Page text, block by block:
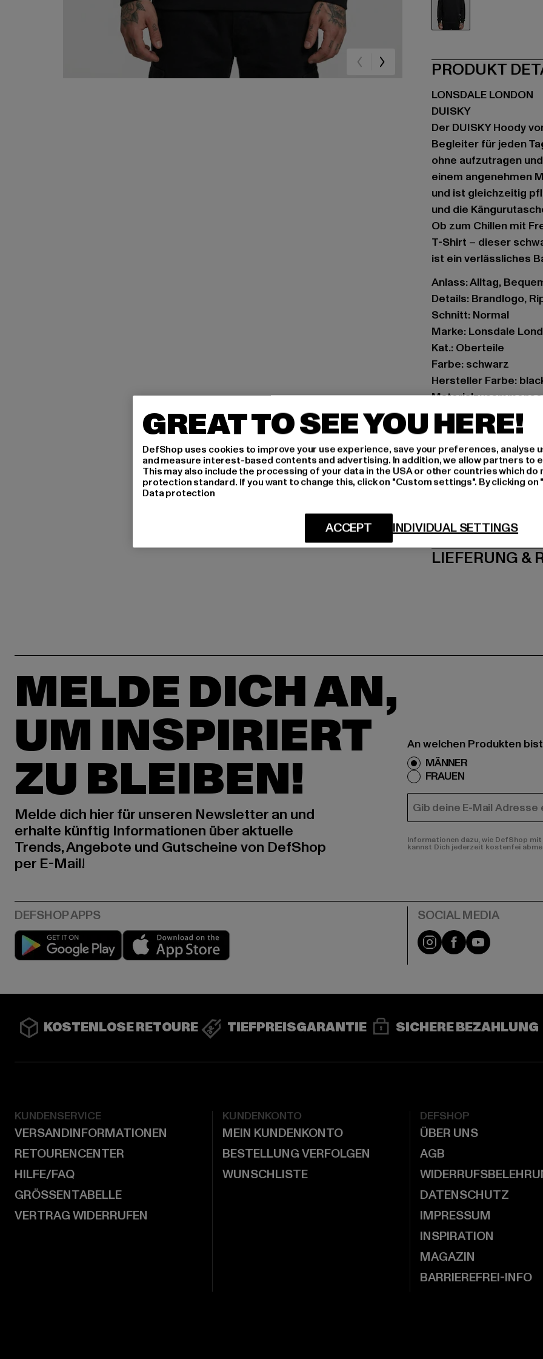
PRODUKT
LONSDALE LONDON
DUISKY
Der DUISKY Hoody
Begleiter für jeden
ohne aufzutragen
einem angenehmen
und ist gleichzeitig
und die
Ob zum Chillen mit
T-Shirt – dieser
ist ein verlässliches
Anlass: Alltag,
Details: Brandlogo,
Schnitt: Normal
Marke: Lonsdale
Kat.: Oberteile
Farbe: schwarz
Hersteller Farbe:
Art.Nr: 114100-00007
Hersteller: Punch
Im Taubental 15a |
LIEFERUNG &
MELDE DICH AN,
UM INSPIRIERT
ZU BLEIBEN!
Melde dich hier für unseren Newsletter an und
erhalte künftig Informationen über aktuelle
Trends, Angebote und Gutscheine von DefShop
per E-Mail!
An welchen Produkten
MÄNNER
FRAUEN
E-MAIL
Informationen dazu, wie DefShop
kannst Dich jederzeit kostenfei
Play market Instagram
FacebookYouTube
KOSTENLOSE RETOURE TIEFPREISGARANTIE SICHERE BEZAHLUNG
KUNDENSERVICE
VERSANDINFORMATIONEN
RETOURENCENTER
HILFE/FAQ
GRÖSSENTABELLE
VERTRAG WIDERRUFEN
KUNDENKONTO
MEIN KUNDENKONTO
BESTELLUNG VERFOLGEN
WUNSCHLISTE
DEFSHOP
ÜBER UNS
AGB
DATENSCHUTZ
IMPRESSUM
INSPIRATION
MAGAZIN
BARRIEREFREI-INFO
GREAT TO SEE YOU HERE!
DefShop uses cookies to improve your use experience, save your preferences, analyse
and measure interest-based contents and advertising. In addition, we allow partners to
This may also include the processing of your data in the USA or other countries which do
protection standard. If you want to change this, click on "Custom settings". By clicking
Data protection
INDIVIDUAL SETTINGS
ACCEPT